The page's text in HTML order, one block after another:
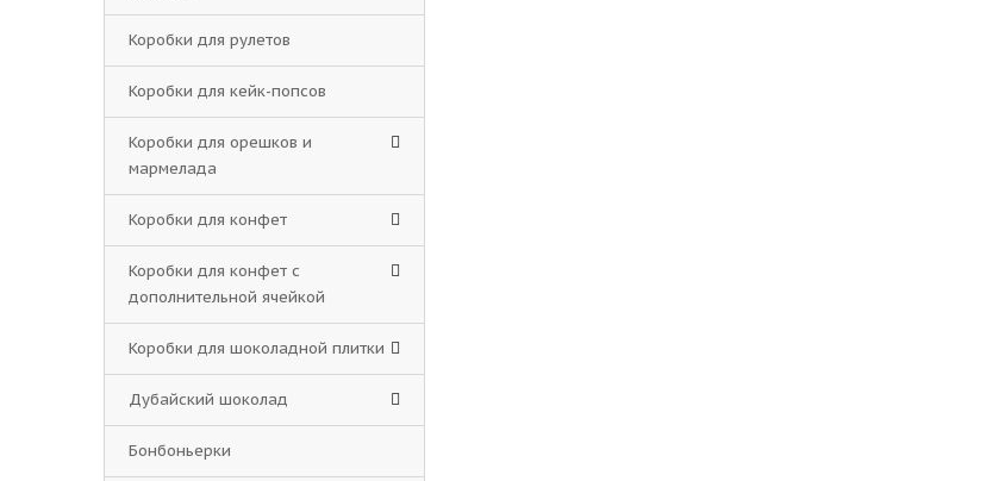
Коробки для рулетов
Коробки для кейк-попсов
Коробки для орешков и
мармелада
Коробки для конфет
Коробки для конфет с
дополнительной ячейкой
Коробки для шоколадной плитки
Дубайский шоколад
Бонбоньерки